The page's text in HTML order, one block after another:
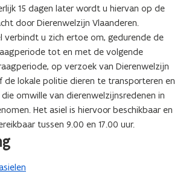
15 dagen later wordt u hiervan op de
door Dierenwelzijn Vlaanderen.
verbindt u zich ertoe om, gedurende de
tot en met de volgende
op verzoek van Dierenwelzijn
de lokale politie dieren te transporteren en
omwille van dierenwelzijnsredenen in
Het asiel is hiervoor beschikbaar en
tussen 9.00 en 17.00 uur.